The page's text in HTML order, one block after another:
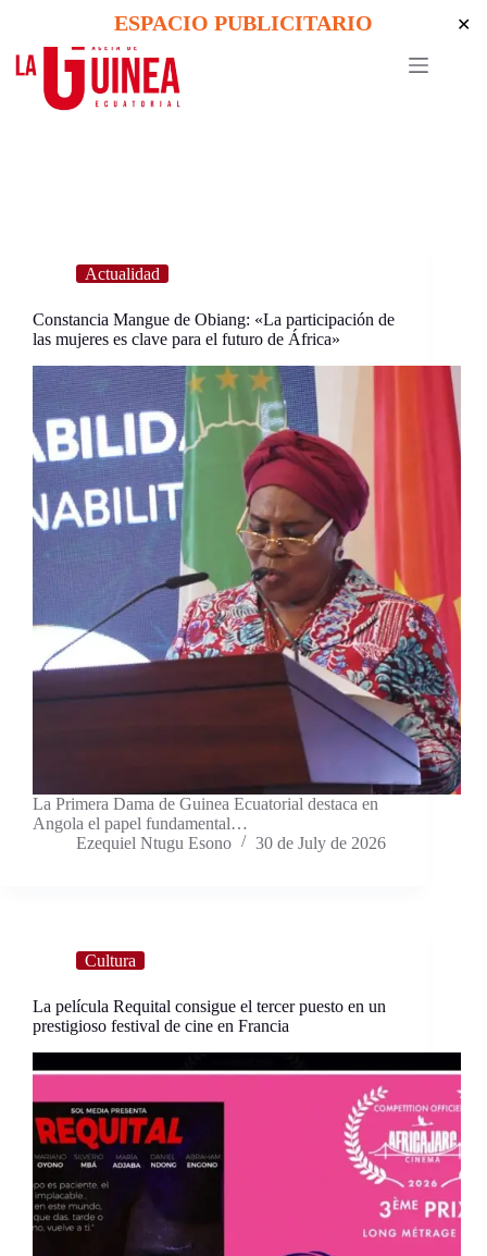
content
ESPACIO PUBLICITARIO ✕
Actualidad
Constancia Mangue de Obiang: «La participación de
las mujeres es clave para el futuro de África»
La Primera Dama de Guinea Ecuatorial destaca en
Angola el papel fundamental…
Ezequiel Ntugu Esono
30 de July de 2026
Cultura
La película Requital consigue el tercer puesto en un
prestigioso festival de cine en Francia